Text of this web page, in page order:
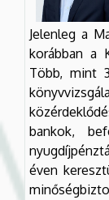
Jelenleg a
korábban a
Több, mint
bankok,
éven